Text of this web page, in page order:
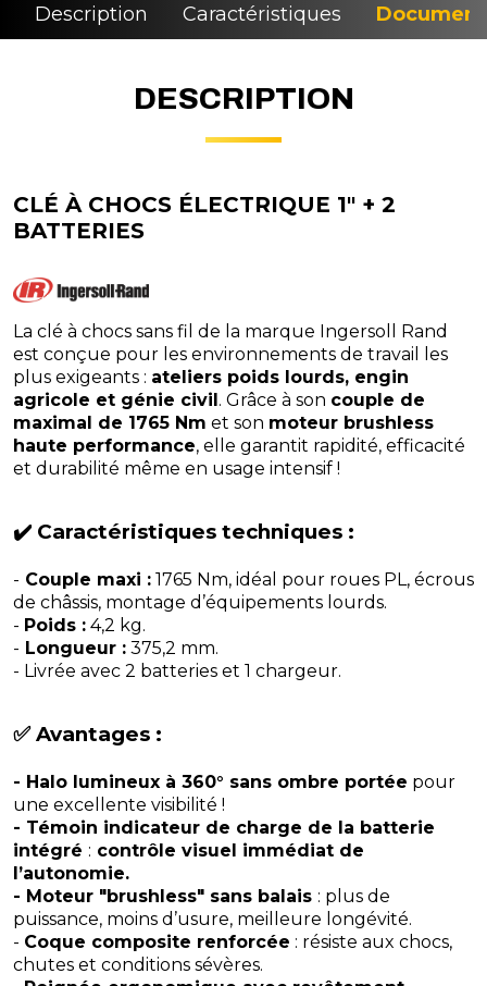
Description Caractéristiques
DESCRIPTION
CLÉ À CHOCS ÉLECTRIQUE 1" + 2
BATTERIES
La clé à chocs sans fil de la marque Ingersoll Rand
est conçue pour les environnements de travail les
plus exigeants : ateliers poids lourds, engin
agricole et génie civil. Grâce à son couple de
maximal de 1765 Nm et son moteur brushless
haute performance, elle garantit rapidité, efficacité
et durabilité même en usage intensif !
✔️ Caractéristiques techniques :
- Couple maxi : 1765 Nm, idéal pour roues PL, écrous
de châssis, montage d’équipements lourds.
- Poids : 4,2 kg.
- Longueur : 375,2 mm.
- Livrée avec 2 batteries et 1 chargeur.
✅ Avantages :
- Halo lumineux à 360° sans ombre portée pour
une excellente visibilité !
- Témoin indicateur de charge de la batterie
intégré : contrôle visuel immédiat de
l’autonomie.
- Moteur "brushless" sans balais : plus de
puissance, moins d’usure, meilleure longévité.
- Coque composite renforcée : résiste aux chocs,
chutes et conditions sévères.